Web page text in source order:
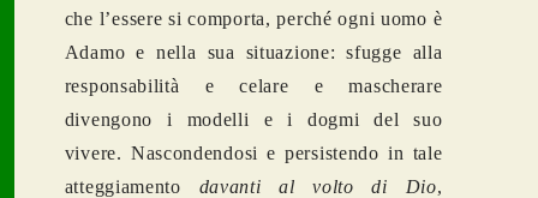
che l’essere si comporta, perché ogni uomo è
Adamo e nella sua situazione: sfugge alla
responsabilità e celare e mascherare
divengono i modelli e i dogmi del suo
vivere. Nascondendosi e persistendo in tale
atteggiamento davanti al volto di Dio,